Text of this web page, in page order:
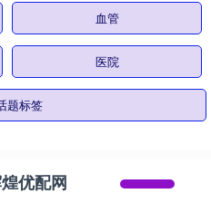
血管
医院
题标签
优配网